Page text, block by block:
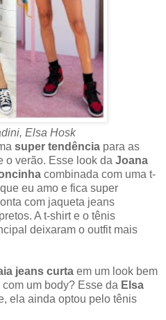
Elsa Hosk
super tendência para as
o verão. Esse look da Joana
combinada com uma t-
eu amo e fica super
com jaqueta jeans
A t-shirt e o tênis
deixaram o outfit mais
jeans curta em um look bem
um body? Esse da Elsa
ela ainda optou pelo tênis